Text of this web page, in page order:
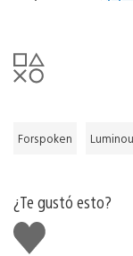
Forspoken
¿Te gustó esto?
Me
gusta